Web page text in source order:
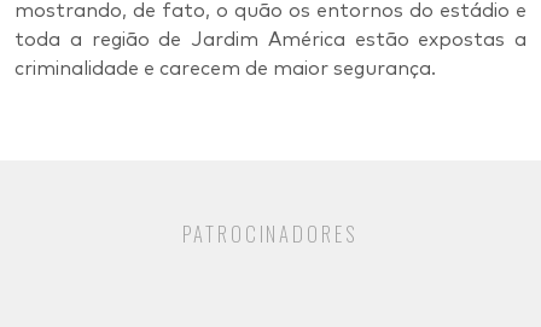
mostrando, de fato, o quão os entornos do estádio e
toda a região de Jardim América estão expostas a
criminalidade e carecem de maior segurança.
PATROCINADORES